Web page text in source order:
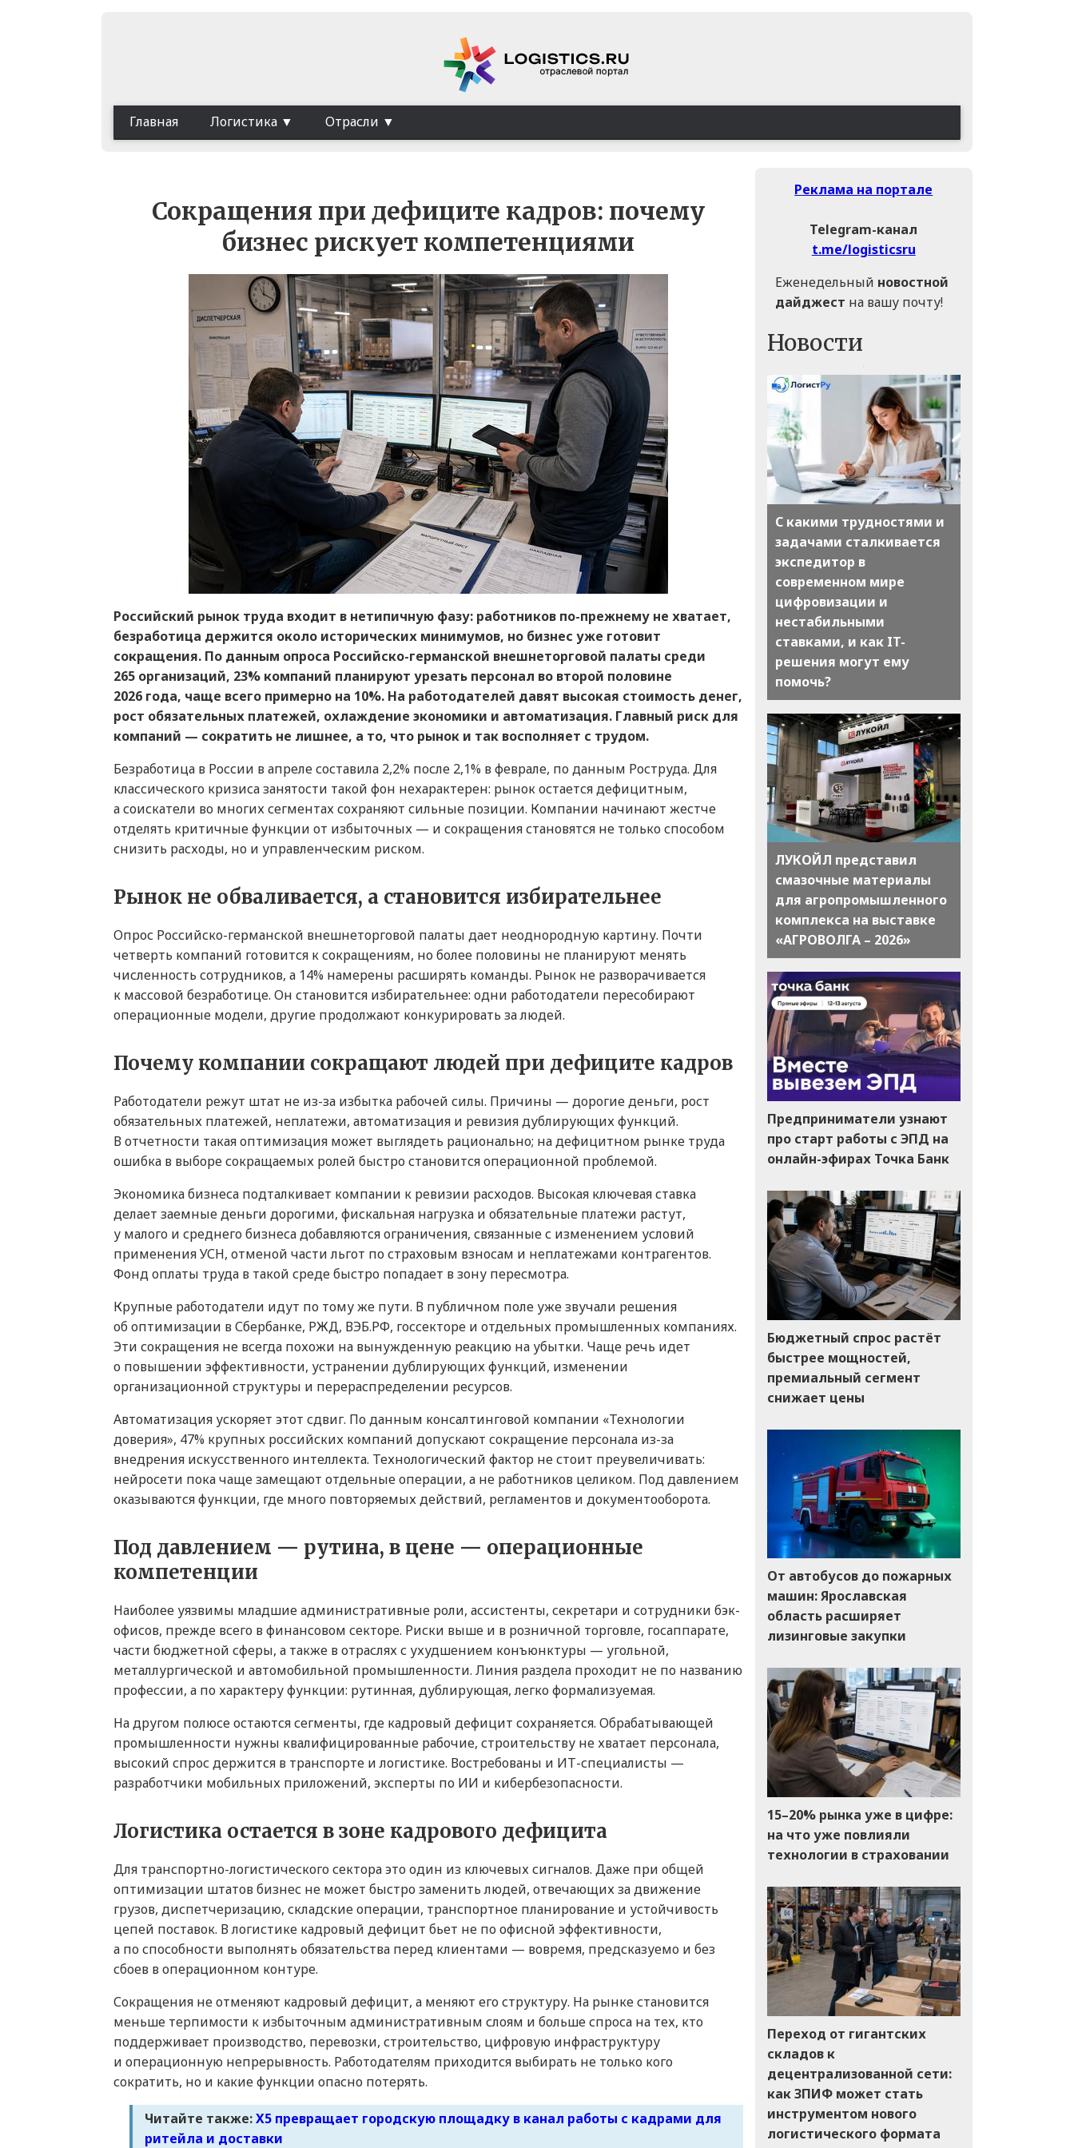
Главная Логистика Отрасли
Сокращения при дефиците кадров: почему
бизнес рискует компетенциями
Российский рынок труда входит в нетипичную фазу: работников по-прежнему не хватает,
безработица держится около исторических минимумов, но бизнес уже готовит
сокращения. По данным опроса Российско-германской внешнеторговой палаты среди
265 организаций, 23% компаний планируют урезать персонал во второй половине
2026 года, чаще всего примерно на 10%. На работодателей давят высокая стоимость денег,
рост обязательных платежей, охлаждение экономики и автоматизация. Главный риск для
компаний — сократить не лишнее, а то, что рынок и так восполняет с трудом.
Безработица в России в апреле составила 2,2% после 2,1% в феврале, по данным Роструда. Для
классического кризиса занятости такой фон нехарактерен: рынок остается дефицитным,
а соискатели во многих сегментах сохраняют сильные позиции. Компании начинают жестче
отделять критичные функции от избыточных — и сокращения становятся не только способом
снизить расходы, но и управленческим риском.
Рынок не обваливается, а становится избирательнее
Опрос Российско-германской внешнеторговой палаты дает неоднородную картину. Почти
четверть компаний готовится к сокращениям, но более половины не планируют менять
численность сотрудников, а 14% намерены расширять команды. Рынок не разворачивается
к массовой безработице. Он становится избирательнее: одни работодатели пересобирают
операционные модели, другие продолжают конкурировать за людей.
Почему компании сокращают людей при дефиците кадров
Работодатели режут штат не из-за избытка рабочей силы. Причины — дорогие деньги, рост
обязательных платежей, неплатежи, автоматизация и ревизия дублирующих функций.
В отчетности такая оптимизация может выглядеть рационально; на дефицитном рынке труда
ошибка в выборе сокращаемых ролей быстро становится операционной проблемой.
Экономика бизнеса подталкивает компании к ревизии расходов. Высокая ключевая ставка
делает заемные деньги дорогими, фискальная нагрузка и обязательные платежи растут,
у малого и среднего бизнеса добавляются ограничения, связанные с изменением условий
применения УСН, отменой части льгот по страховым взносам и неплатежами контрагентов.
Фонд оплаты труда в такой среде быстро попадает в зону пересмотра.
Крупные работодатели идут по тому же пути. В публичном поле уже звучали решения
об оптимизации в Сбербанке, РЖД, ВЭБ.РФ, госсекторе и отдельных промышленных компаниях.
Эти сокращения не всегда похожи на вынужденную реакцию на убытки. Чаще речь идет
о повышении эффективности, устранении дублирующих функций, изменении
организационной структуры и перераспределении ресурсов.
Автоматизация ускоряет этот сдвиг. По данным консалтинговой компании «Технологии
доверия», 47% крупных российских компаний допускают сокращение персонала из-за
внедрения искусственного интеллекта. Технологический фактор не стоит преувеличивать:
нейросети пока чаще замещают отдельные операции, а не работников целиком. Под давлением
оказываются функции, где много повторяемых действий, регламентов и документооборота.
Под давлением — рутина, в цене — операционные
компетенции
Наиболее уязвимы младшие административные роли, ассистенты, секретари и сотрудники бэк-
офисов, прежде всего в финансовом секторе. Риски выше и в розничной торговле, госаппарате,
части бюджетной сферы, а также в отраслях с ухудшением конъюнктуры — угольной,
металлургической и автомобильной промышленности. Линия раздела проходит не по названию
профессии, а по характеру функции: рутинная, дублирующая, легко формализуемая.
На другом полюсе остаются сегменты, где кадровый дефицит сохраняется. Обрабатывающей
промышленности нужны квалифицированные рабочие, строительству не хватает персонала,
высокий спрос держится в транспорте и логистике. Востребованы и ИТ-специалисты —
разработчики мобильных приложений, эксперты по ИИ и кибербезопасности.
Логистика остается в зоне кадрового дефицита
Для транспортно-логистического сектора это один из ключевых сигналов. Даже при общей
оптимизации штатов бизнес не может быстро заменить людей, отвечающих за движение
грузов, диспетчеризацию, складские операции, транспортное планирование и устойчивость
цепей поставок. В логистике кадровый дефицит бьет не по офисной эффективности,
а по способности выполнять обязательства перед клиентами — вовремя, предсказуемо и без
сбоев в операционном контуре.
Сокращения не отменяют кадровый дефицит, а меняют его структуру. На рынке становится
меньше терпимости к избыточным административным слоям и больше спроса на тех, кто
поддерживает производство, перевозки, строительство, цифровую инфраструктуру
и операционную непрерывность. Работодателям приходится выбирать не только кого
сократить, но и какие функции опасно потерять.
Читайте также:X5 превращает городскую площадку в канал работы с кадрами для
ритейла и доставки
Реклама на портале
Telegram-канал
t.me/logisticsru
Еженедельный новостной
дайджест на вашу почту!
Новости
С какими трудностями и
задачами сталкивается
экспедитор в
современном мире
цифровизации и
нестабильными
ставками, и как IT-
решения могут ему
помочь?
ЛУКОЙЛ представил
смазочные материалы
для агропромышленного
комплекса на выставке
«АГРОВОЛГА – 2026»
Предприниматели узнают
про старт работы с ЭПД на
онлайн-эфирах Точка Банк
Бюджетный спрос растёт
быстрее мощностей,
премиальный сегмент
снижает цены
От автобусов до пожарных
машин: Ярославская
область расширяет
лизинговые закупки
15–20% рынка уже в цифре:
на что уже повлияли
технологии в страховании
Переход от гигантских
складов к
децентрализованной сети:
как ЗПИФ может стать
инструментом нового
логистического формата